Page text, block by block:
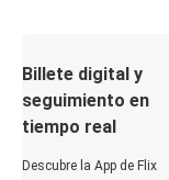
Billete digital y
seguimiento en
tiempo real
Descubre la App de Flix